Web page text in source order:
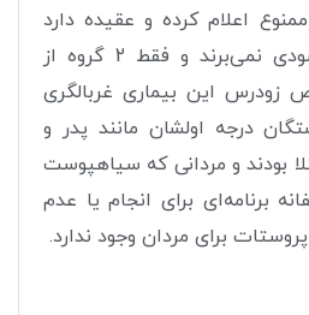
اعلام کرده و عقیده دارد
مردان از این تست سودی نمی‌برند و فقط 2 گروه از
زودرس این بیماری غربالگری
درجه اولشان مانند پدر و
بودند و مردانی که سیاهپوست
برنامه‌ای برای انجام یا عدم
برای مردان وجود ندارد.